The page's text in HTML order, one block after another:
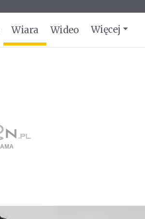
Wiara Wideo Więcej